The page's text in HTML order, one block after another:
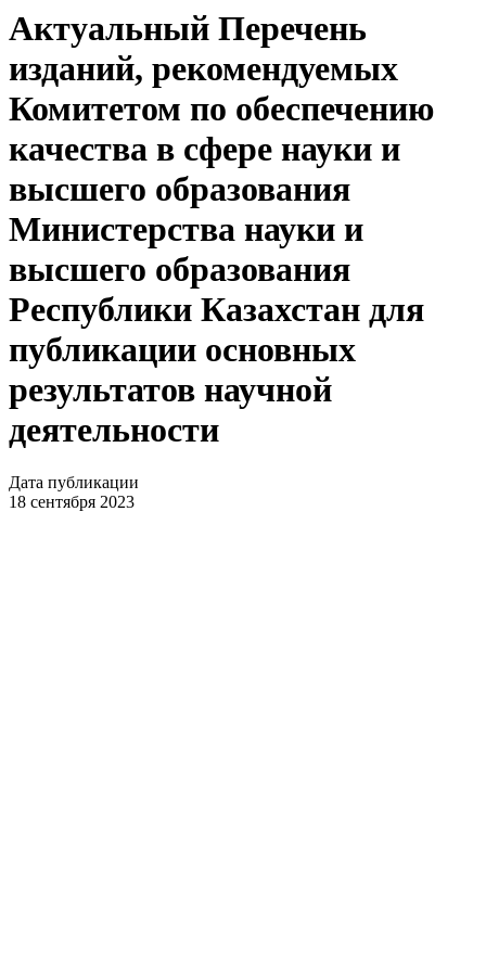
Актуальный Перечень
изданий, рекомендуемых
Комитетом по обеспечению
качества в сфере науки и
высшего образования
Министерства науки и
высшего образования
Республики Казахстан для
публикации основных
результатов научной
деятельности
Дата публикации
18 сентября 2023